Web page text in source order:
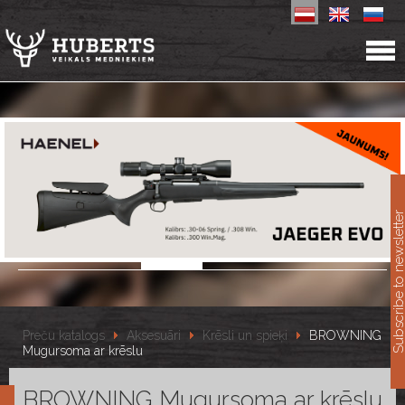
Preču katalogs Aksesuāri Krēsli un spieķi
BROWNING
Mugursoma ar krēslu
BROWNING Mugursoma ar krēslu
Subscribe